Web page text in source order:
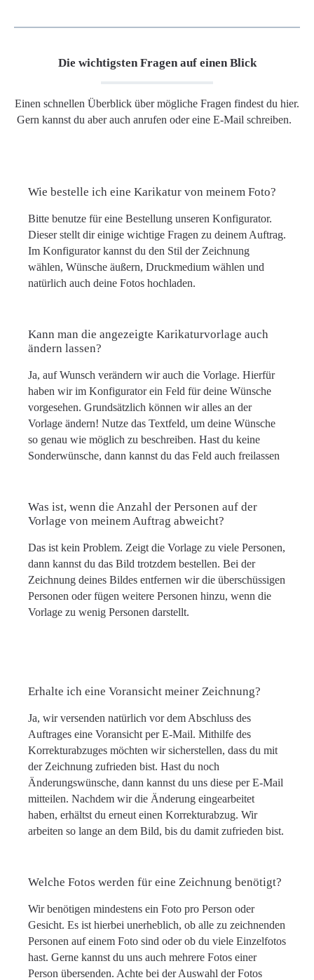
Die wichtigsten Fragen auf einen Blick
Einen schnellen Überblick über mögliche Fragen findest du hier.
Gern kannst du aber auch anrufen oder eine E-Mail schreiben.
Wie bestelle ich eine Karikatur von meinem Foto?
Bitte benutze für eine Bestellung unseren Konfigurator.
Dieser stellt dir einige wichtige Fragen zu deinem Auftrag.
Im Konfigurator kannst du den Stil der Zeichnung
wählen, Wünsche äußern, Druckmedium wählen und
natürlich auch deine Fotos hochladen.
Kann man die angezeigte Karikaturvorlage auch
ändern lassen?
Ja, auf Wunsch verändern wir auch die Vorlage. Hierfür
haben wir im Konfigurator ein Feld für deine Wünsche
vorgesehen. Grundsätzlich können wir alles an der
Vorlage ändern! Nutze das Textfeld, um deine Wünsche
so genau wie möglich zu beschreiben. Hast du keine
Sonderwünsche, dann kannst du das Feld auch freilassen
Was ist, wenn die Anzahl der Personen auf der
Vorlage von meinem Auftrag abweicht?
Das ist kein Problem. Zeigt die Vorlage zu viele Personen,
dann kannst du das Bild trotzdem bestellen. Bei der
Zeichnung deines Bildes entfernen wir die überschüssigen
Personen oder fügen weitere Personen hinzu, wenn die
Vorlage zu wenig Personen darstellt.
Erhalte ich eine Voransicht meiner Zeichnung?
Ja, wir versenden natürlich vor dem Abschluss des
Auftrages eine Voransicht per E-Mail. Mithilfe des
Korrekturabzuges möchten wir sicherstellen, dass du mit
der Zeichnung zufrieden bist. Hast du noch
Änderungswünsche, dann kannst du uns diese per E-Mail
mitteilen. Nachdem wir die Änderung eingearbeitet
haben, erhältst du erneut einen Korrekturabzug. Wir
arbeiten so lange an dem Bild, bis du damit zufrieden bist.
Welche Fotos werden für eine Zeichnung benötigt?
Wir benötigen mindestens ein Foto pro Person oder
Gesicht. Es ist hierbei unerheblich, ob alle zu zeichnenden
Personen auf einem Foto sind oder ob du viele Einzelfotos
hast. Gerne kannst du uns auch mehrere Fotos einer
Person übersenden. Achte bei der Auswahl der Fotos